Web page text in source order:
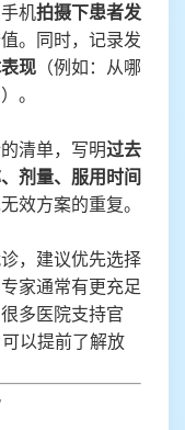
机拍摄下患者发
。同时，记录发
现 （例如：从哪
。
清单，写明过去
剂量、服用时间
效方案的重复。
，建议优先选择
家通常有更充足
多医院支持官
以提前了解放